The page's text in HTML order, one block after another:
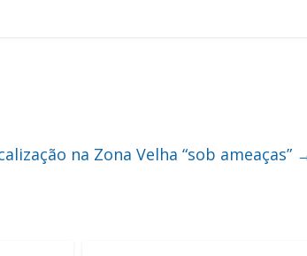
na Zona Velha “sob ameaças”